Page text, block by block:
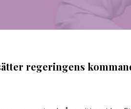
regeringens